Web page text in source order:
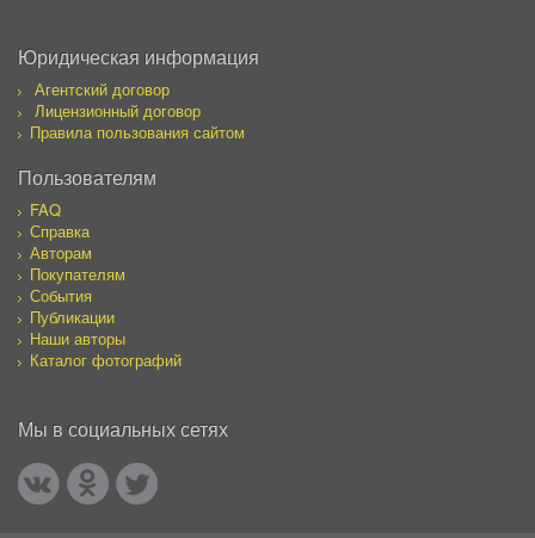
Юридическая информация
Агентский договор
Лицензионный договор
Правила пользования сайтом
Пользователям
FAQ
Справка
Авторам
Покупателям
События
Публикации
Наши авторы
Каталог фотографий
Мы в социальных сетях